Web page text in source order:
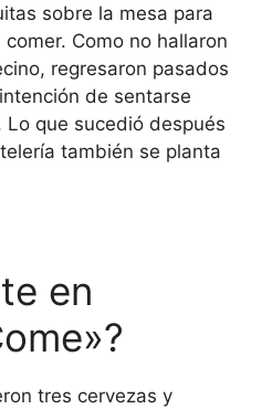
sobre la mesa para
Como no hallaron
regresaron pasados
de sentarse
que sucedió después
también se planta
en
tres cervezas y